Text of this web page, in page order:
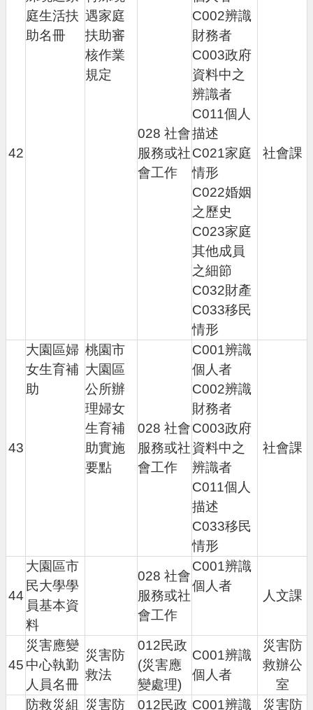
42
庭生活扶
助名冊
遇家庭
扶助審
核作業
規定
028 社會
服務或社
會工作
C002辨識
財務者
C003政府
資料中之
辨識者
C011個人
描述
C021家庭
情形
C022婚姻
之歷史
C023家庭
其他成員
之細節
C032財產
C033移民
情形
社會課
43
大園區婦
女生育補
助
桃園市
大園區
公所辦
理婦女
生育補
助實施
要點
028 社會
服務或社
會工作
C001辨識
個人者
C002辨識
財務者
C003政府
資料中之
辨識者
C011個人
描述
C033移民
情形
社會課
44
大園區市
民大學學
員基本資
料
028 社會
服務或社
會工作
C001辨識
個人者
人文課
45
災害應變
中心執勤
人員名冊
災害防
救法
012民政
(災害應
變處理)
C001辨識
個人者
災害防
救辦公
室
防救災組
災害防
012民政 C001辨識
災害防